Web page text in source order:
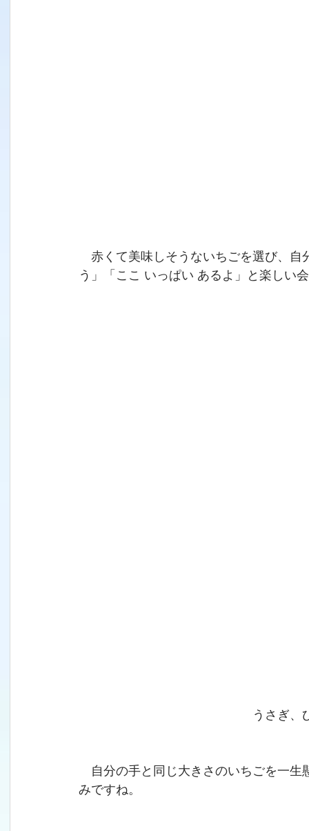
赤くて美味しそうないちごを選び、自
う」「ここ いっぱい あるよ」と楽しい
うさぎ、ひよこ
自分の手と同じ大きさのいちごを一生
みですね。